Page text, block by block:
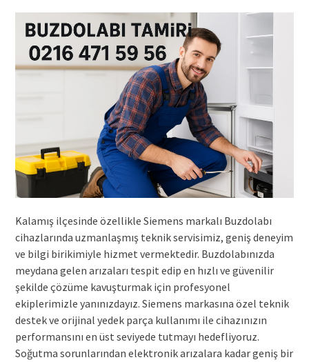
Kalamış ilçesinde özellikle Siemens markalı Buzdolabı
cihazlarında uzmanlaşmış teknik servisimiz, geniş deneyim
ve bilgi birikimiyle hizmet vermektedir. Buzdolabınızda
meydana gelen arızaları tespit edip en hızlı ve güvenilir
şekilde çözüme kavuşturmak için profesyonel
ekiplerimizle yanınızdayız. Siemens markasına özel teknik
destek ve orijinal yedek parça kullanımı ile cihazınızın
performansını en üst seviyede tutmayı hedefliyoruz.
Soğutma sorunlarından elektronik arızalara kadar geniş bir